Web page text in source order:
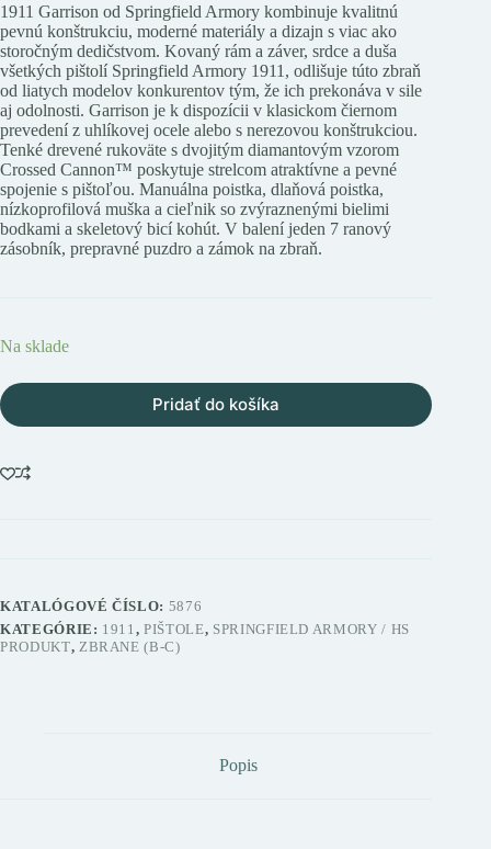
1911 Garrison od Springfield Armory kombinuje kvalitnú
pevnú konštrukciu, moderné materiály a dizajn s viac ako
storočným dedičstvom. Kovaný rám a záver, srdce a duša
všetkých pištolí Springfield Armory 1911, odlišuje túto zbraň
od liatych modelov konkurentov tým, že ich prekonáva v sile
aj odolnosti. Garrison je k dispozícii v klasickom čiernom
prevedení z uhlíkovej ocele alebo s nerezovou konštrukciou.
Tenké drevené rukoväte s dvojitým diamantovým vzorom
Crossed Cannon™ poskytuje strelcom atraktívne a pevné
spojenie s pištoľou. Manuálna poistka, dlaňová poistka,
nízkoprofilová muška a cieľnik so zvýraznenými bielimi
bodkami a skeletový bicí kohút. V balení jeden 7 ranový
zásobník, prepravné puzdro a zámok na zbraň.
Na sklade
Pridať do košíka
KATALÓGOVÉ ČÍSLO: 5876
KATEGÓRIE: 1911 ,PIŠTOLE, SPRINGFIELD ARMORY / HS
PRODUKT, ZBRANE (B-C)
Popis